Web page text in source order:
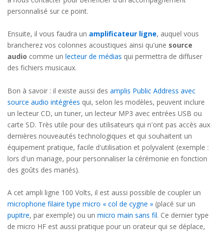
personnalisé sur ce point.
Ensuite, il vous faudra un amplificateur ligne, auquel vous
brancherez vos colonnes acoustiques ainsi qu'une source
audio comme un lecteur de médias qui permettra de diffuser
des fichiers musicaux.
Bon à savoir : il existe aussi des amplis Public Address avec
source audio intégrées qui, selon les modèles, peuvent inclure
un lecteur CD, un tuner, un lecteur MP3 avec entrées USB ou
carte SD. Très utile pour des utilisateurs qui n'ont pas accès aux
dernières nouveautés technologiques et qui souhaitent un
équipement pratique, facile d'utilisation et polyvalent (exemple :
lors d'un mariage, pour personnaliser la cérémonie en fonction
des goûts des mariés).
A cet ampli ligne 100 Volts, il est aussi possible de coupler un
microphone filaire type micro « col de cygne » (placé sur un
pupitre, par exemple) ou un micro main sans fil. Ce dernier type
de micro HF est aussi pratique pour un orateur qui se déplace,